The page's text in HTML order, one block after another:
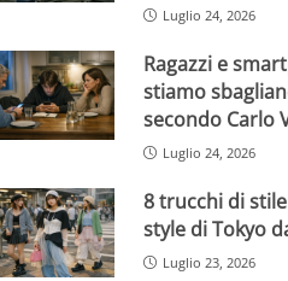
Luglio 24, 2026
Ragazzi e
stiamo
secondo Carlo
Luglio 24, 2026
8 trucchi di
style di Tokyo
Luglio 23, 2026